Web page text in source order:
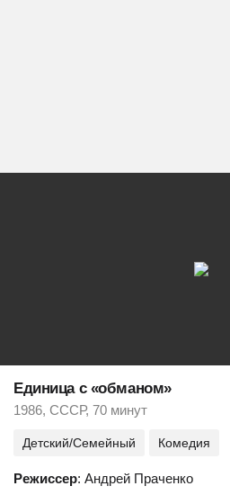
Единица с «обманом»
1986, СССР, 70 минут
Детский/Семейный Комедия
Режиссер: Андрей Праченко